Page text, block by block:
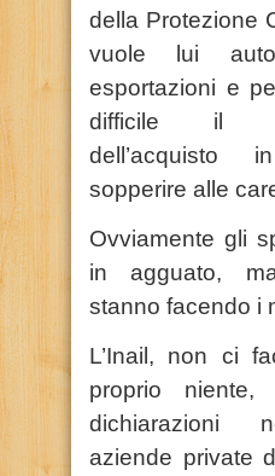
della Protezione
vuole lui
esportazioni e
difficile il
dell’acquisto
sopperire alle
Ovviamente gli
in agguato,
stanno facendo i
L’Inail, non ci
proprio
dichiarazioni
aziende private